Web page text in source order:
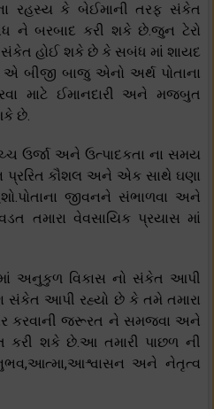
રહસ્ય કે બેઈમાની તરફ સંકેત
ને બરબાદ કરી શકે છે.જુન ટેરો
સંકેત હોઈ શકે છે કે સબંધ માં શાયદ
એ બીજી બાજુ એનો અર્થ પોતાના
માટે ઈમાનદારી અને મજબુત
છે.
ઉર્જા અને ઉત્પાદકતા ના સમય
પ્રરિત કૌશલ અને એક સાથે ઘણા
જીવનને સંભાળવા અને
તમારા વેવસાયિક પ્રયાસ માં
અનુકુળ વિકાસ નો સંકેત આપી
સંકેત આપી રહ્યો છે કે તમે તમારા
કરવાની જરૂરત ને સમજવા અને
કરી શકે છે.આ તમારી પાછળ ની
અને નેતૃત્વ